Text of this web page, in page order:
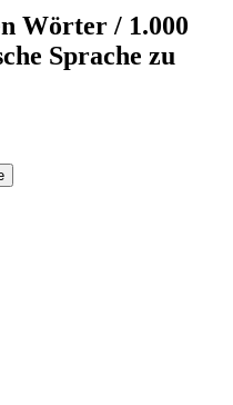
Wörter / 1.000
Sprache zu